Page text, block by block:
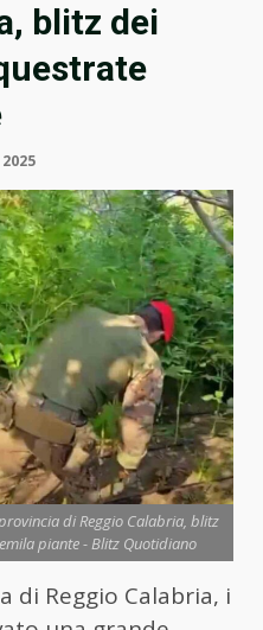
blitz dei
di Reggio Calabria, blitz
piante - Blitz Quotidiano
di Reggio Calabria, i